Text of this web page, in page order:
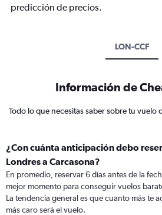
predicción de precios.
LON-CCF
Información de
Todo lo que necesitas saber sobre tu vuelo
¿Con cuánta anticipación debo
Londres a Carcasona?
En promedio, reservar 6 días antes de la
mejor momento para conseguir vuelos
La tendencia general es que cuanto más te
más caro será el vuelo.